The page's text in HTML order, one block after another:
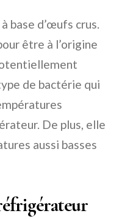
base d’œufs crus.
être à l’origine
de bactérie qui
De plus, elle
aussi basses